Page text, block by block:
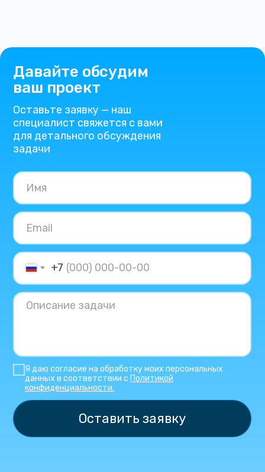
Давайте обсудим
ваш проект
Оставьте заявку — наш
специалист свяжется с вами
для детального обсуждения
задачи
+7
Я даю согласие на обработку моих персональных
данных в соответствии с Политикой
конфиденциальности.
Оставить заявку